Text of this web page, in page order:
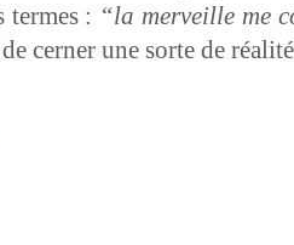
: “la mer­veille me
cern­er une sorte de